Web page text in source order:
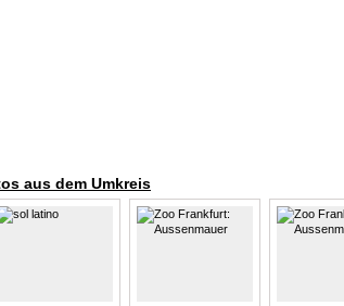
aus dem Umkreis